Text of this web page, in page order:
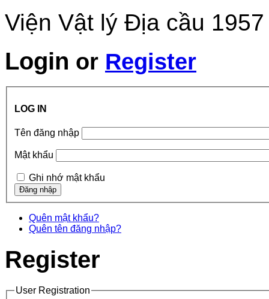
Viện Vật lý Địa cầu
Login or Register
LOG IN
Tên đăng nhập
Mật khẩu
Ghi nhớ mật khẩu
Quên mật khẩu?
Quên tên đăng nhập?
Register
User Registration